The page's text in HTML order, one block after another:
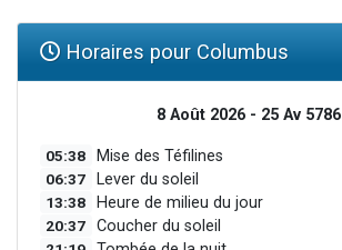
Horaires pour Columbus
8 Août 2026 - 25 Av 5786
05:38 Mise des Téfilines
06:37 Lever du soleil
13:38 Heure de milieu du jour
20:37 Coucher du soleil